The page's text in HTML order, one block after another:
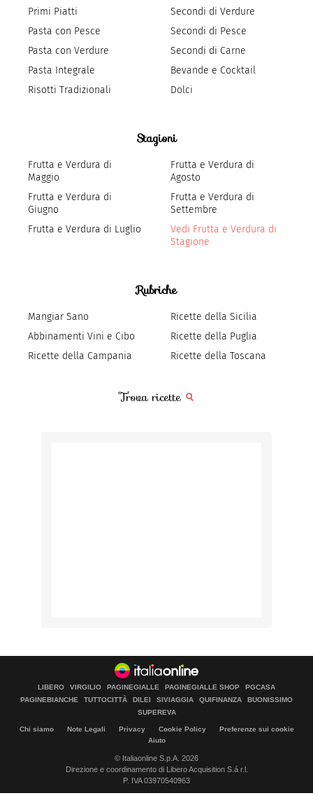
Primi Piatti
Pasta con Pesce
Pasta con Verdure
Pasta Integrale
Risotti Tradizionali
Secondi di Verdure
Secondi di Pesce
Secondi di Carne
Bevande e Cocktail
Dolci
Stagioni
Frutta e Verdura di
Maggio
Frutta e Verdura di
Giugno
Frutta e Verdura di Luglio
Frutta e Verdura di
Agosto
Frutta e Verdura di
Settembre
Vedi Frutta e Verdura di
Stagione
Rubriche
Mangiar Sano
Abbinamenti Vini e Cibo
Ricette della Campania
Ricette della Sicilia
Ricette della Puglia
Ricette della Toscana
Trova ricette
LIBERO VIRGILIO PAGINEGIALLE PAGINEGIALLE SHOP
PGCASA
PAGINEBIANCHE
TUTTOCITTÀ DILEI SIVIAGGIA QUIFINANZA
BUONISSIMO
SUPEREVA
Chi siamo Note Legali Privacy Cookie Policy
Preferenze sui cookie
Aiuto
© Italiaonline S.p.A. 2026
Direzione e coordinamento di Libero Acquisition S.á r.l.
P. IVA 03970540963